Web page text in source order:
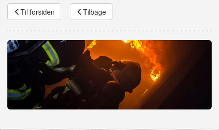
Til forsiden Tilbage